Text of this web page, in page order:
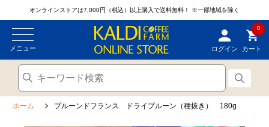
オンラインストアは7,000円（税込）以上購入で送料無料！ ※一部地域を除く
メニュー ログイン
0
カート
ホーム プルーンドフランス ドライプルーン（種抜き） 180g